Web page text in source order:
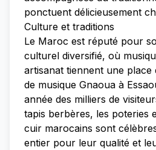
ponctuent délicieusement
Culture et traditions
Le Maroc est réputé pour
culturel diversifié, où
artisanat tiennent une place
de musique Gnaoua à
année des milliers de
tapis berbères, les poteries
cuir marocains sont
entier pour leur qualité et